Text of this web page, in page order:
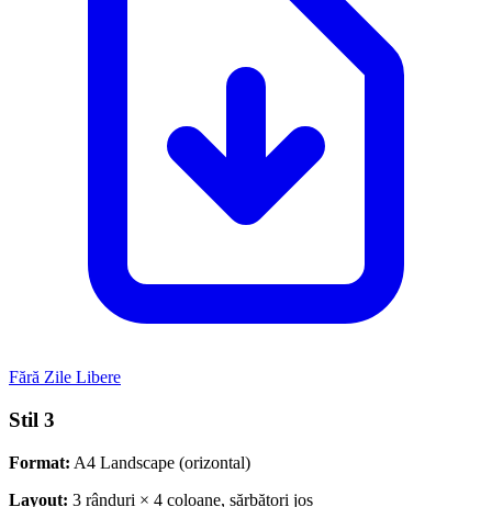
Fără Zile Libere
Stil 3
Format: A4 Landscape (orizontal)
Layout: 3 rânduri × 4 coloane, sărbători jos